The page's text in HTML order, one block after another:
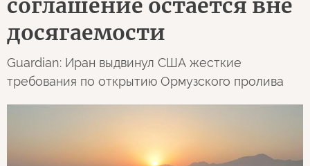
соглашение остается вне
досягаемости
Guardian: Иран выдвинул США жесткие
требования по открытию Ормузского пролива